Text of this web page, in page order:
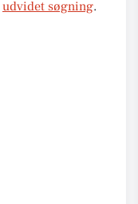
udvidet søgning.